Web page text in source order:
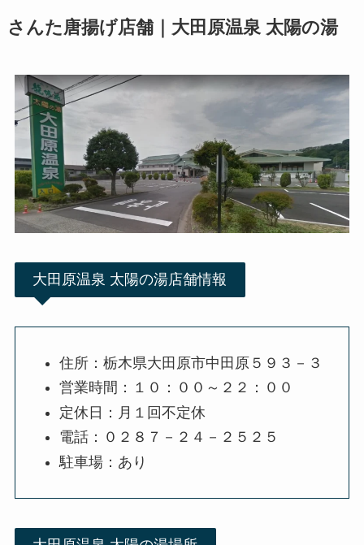
さんた唐揚げ店舗｜大田原温泉 太陽の湯
大田原温泉 太陽の湯店舗情報
住所：栃木県大田原市中田原５９３－３
営業時間：１０：００～２２：００
定休日：月１回不定休
電話：０２８７－２４－２５２５
駐車場：あり